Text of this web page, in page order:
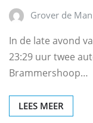
Grover de Man
In de late avond
23:29 uur twee
Brammershoop…
LEES MEER